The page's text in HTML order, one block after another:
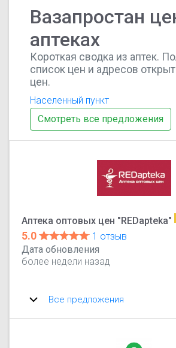
Вазапростан
аптеках
Короткая сводка из аптек.
список цен и адресов
цен.
Населенный пункт
Смотреть все предложения
Аптека оптовых цен "REDapteka"
5.0
1 отзыв
Дата обновления
более недели назад
Все предложения